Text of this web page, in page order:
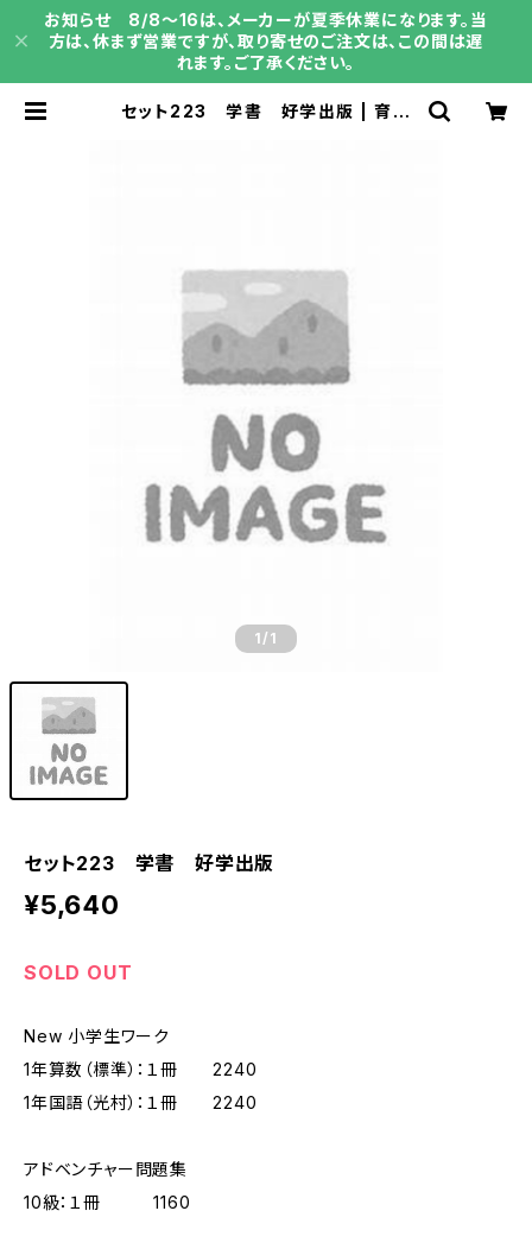
お知らせ 8/8～16は、メーカーが夏季休業になります。当
方は、休まず営業ですが、取り寄せのご注文は、この間は遅
れます。ご了承ください。
セット223 学書 好学出版 | 育之
1 /1
セット223 学書 好学出版
¥5,640
SOLD OUT
New 小学生ワーク
1年算数（標準）：１冊 2240
1年国語（光村）：１冊 2240
アドベンチャー問題集
10級：１冊 1160